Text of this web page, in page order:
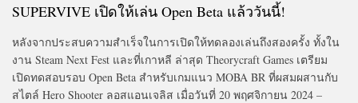
SUPERVIVE เปิดให้เล่น Open Beta แล้ววันนี้!
หลังจากประสบความสำเร็จในการเปิดให้ทดลองเล่นถึงสองครั้ง ทั้งใน
งาน Steam Next Fest และที่เกาหลี ล่าสุด Theorycraft Games เตรียม
เปิดทดสอบรอบ Open Beta สำหรับเกมแนว MOBA BR ที่ผสมผสานกับ
สไตล์ Hero Shooter ลอสแอนเจลิส เมื่อวันที่ 20 พฤศจิกายน 2024 –